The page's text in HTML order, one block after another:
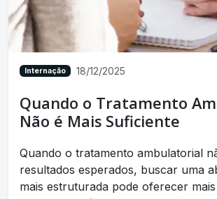
Internação 18/12/2025
Quando o Tratamento
Não é Mais Suficiente
Quando o tratamento ambulatorial
resultados esperados, buscar uma
mais estruturada pode oferecer